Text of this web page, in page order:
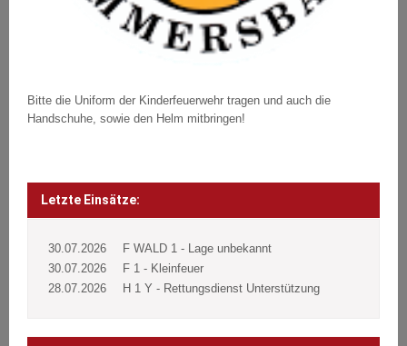
Bitte die Uniform der Kinderfeuerwehr tragen und auch die
Handschuhe, sowie den Helm mitbringen!
Post
navigation
Beitragsnavigation
Letzte Einsätze:
30.07.2026
F WALD 1 - Lage unbekannt
30.07.2026
F 1 - Kleinfeuer
28.07.2026
H 1 Y - Rettungsdienst Unterstützung